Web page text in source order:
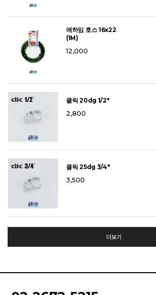
에하임 호스 16x22
(1M)
12,000
클릭 20dg 1/2"
2,800
클릭 25dg 3/4"
3,500
더보기